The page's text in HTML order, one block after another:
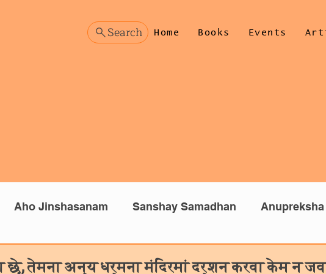
Search Home Books Events
Aho Jinshasanam Sanshay Samadhan Anupreksha
Manomanthan (Hindi)
तेमना अन्य धर्मना मंदिरमां दर्शन करवा केम न